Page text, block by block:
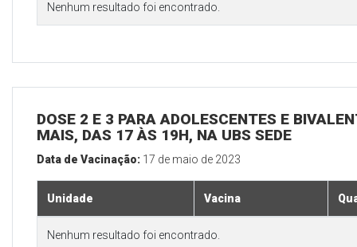
Nenhum resultado foi encontrado.
DOSE 2 E 3 PARA ADOLESCENTES E
MAIS, DAS 17 ÀS 19H, NA UBS SEDE
Data de Vacinação: 17 de maio de 2023
Unidade Vacina
Nenhum resultado foi encontrado.